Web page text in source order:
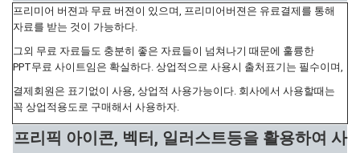
프리미어 버젼과 무료 버젼이 있으며, 프리미어버젼은 유료결제를 통해
자료를 받는 것이 가능하다.
그외 무료 자료들도 충분히 좋은 자료들이 넘쳐나기 때문에 훌륭한
PPT무료 사이트임은 확실하다. 상업적으로 사용시 출처표기는 필수이며,
결제회원은 표기없이 사용, 상업적 사용가능이다. 회사에서 사용할때는
꼭 상업적용도로 구매해서 사용하자.
프리픽 아이콘, 벡터, 일러스트등을 활용하여 사